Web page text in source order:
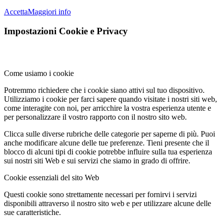
AccettaMaggiori info
Impostazioni Cookie e Privacy
Come usiamo i cookie
Potremmo richiedere che i cookie siano attivi sul tuo dispositivo.
Utilizziamo i cookie per farci sapere quando visitate i nostri siti web,
come interagite con noi, per arricchire la vostra esperienza utente e
per personalizzare il vostro rapporto con il nostro sito web.
Clicca sulle diverse rubriche delle categorie per saperne di più. Puoi
anche modificare alcune delle tue preferenze. Tieni presente che il
blocco di alcuni tipi di cookie potrebbe influire sulla tua esperienza
sui nostri siti Web e sui servizi che siamo in grado di offrire.
Cookie essenziali del sito Web
Questi cookie sono strettamente necessari per fornirvi i servizi
disponibili attraverso il nostro sito web e per utilizzare alcune delle
sue caratteristiche.